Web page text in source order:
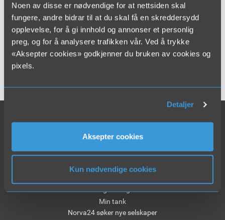
Noen av disse er nødvendige for at nettsiden skal
fungere, andre bidrar til at du skal få en skreddersydd
opplevelse, for å gi innhold og annonser et personlig
preg, og for å analysere trafikken vår. Ved å trykke
«Aksepter cookies» godkjenner du bruken av cookies og
pixels.
Detaljer
Aksepter cookies
Kun nødvendige cookies
Administrasjon Norge
Bærekraft
KHMS
Leveringsbetingelser
Min tank
Norva24 søker nye selskaper